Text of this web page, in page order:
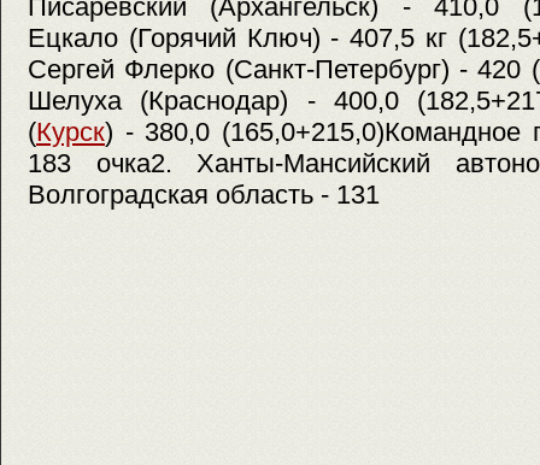
Писаревский (Архангельск) - 410,0
Ецкало (Горячий Ключ) - 407,5 кг
Сергей Флерко (Санкт-Петербург) - 420
Шелуха (Краснодар) - 400,0
(Курск) - 380,0 (165,0+215,0)Командное
183 очка2. Ханты-Мансийский
Волгоградская область - 131